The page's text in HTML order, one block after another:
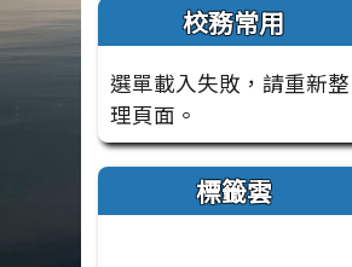
校務常用
選單載入失敗，請重新整
理頁面。
標籤雲